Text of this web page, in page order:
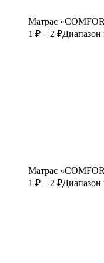
Матрас
1 ₽ – 2 ₽Диапазон
Матрас
1 ₽ – 2 ₽Диапазон